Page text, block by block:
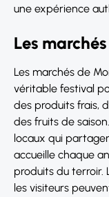
une expérience
Les
Les marchés de
véritable festival
des produits frais,
des fruits de
locaux qui
accueille chaque
produits du terroir.
les visiteurs